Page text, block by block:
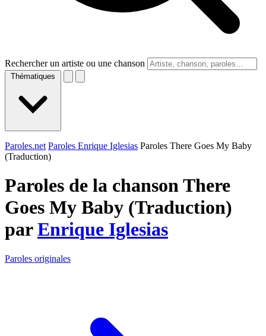
Rechercher un artiste ou une chanson
Thématiques
Paroles.net Paroles Enrique Iglesias Paroles There Goes My Baby
(Traduction)
Paroles de la chanson There
Goes My Baby (Traduction)
parEnrique Iglesias
Paroles originales